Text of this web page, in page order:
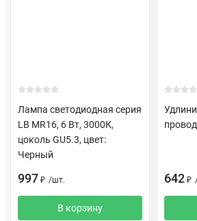
Лампа светодиодная серия
LB MR16, 6 Вт, 3000К,
цоколь GU5.3, цвет:
Черный
997 ₽ /шт.
В корзину
642 ₽